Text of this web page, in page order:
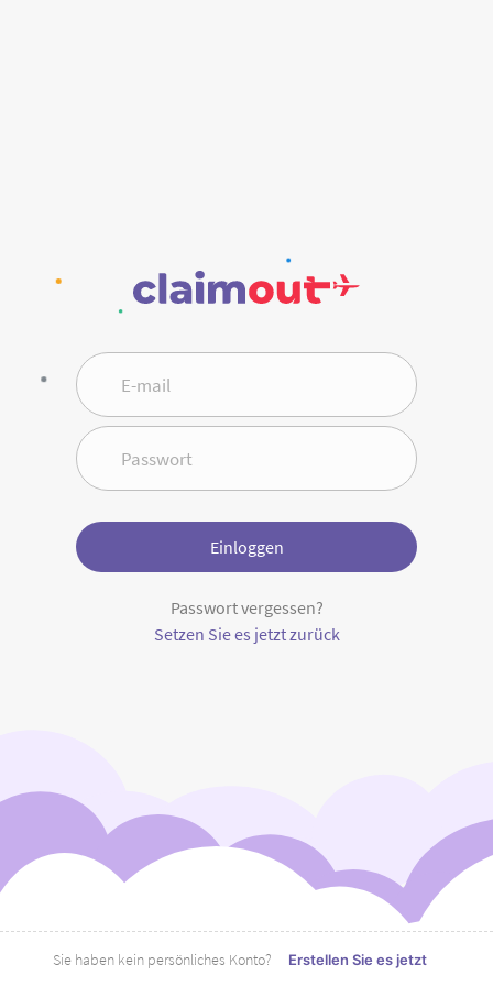
E-mail
Passwort
Einloggen
Passwort vergessen?
Setzen Sie es jetzt zurück
Sie haben kein persönliches Konto? Erstellen Sie es jetzt